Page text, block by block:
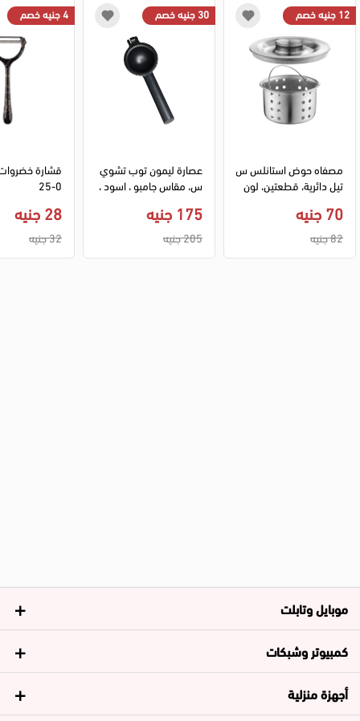
12 جنيه خصم
مصفاه حوض استانلس س
70 جنيه
82 جنيه
30 جنيه خصم
عصارة ليمون توب تشوي
175 جنيه
205 جنيه
4 جنيه خصم
0-25
28 جنيه
32 جنيه
موبايل وتابلت
كمبيوتر وشبكات
أجهزة منزلية